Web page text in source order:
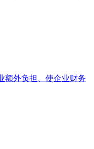
额外负担、使企业财务